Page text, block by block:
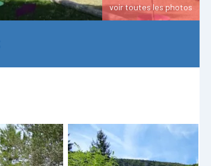
voir toutes les photos